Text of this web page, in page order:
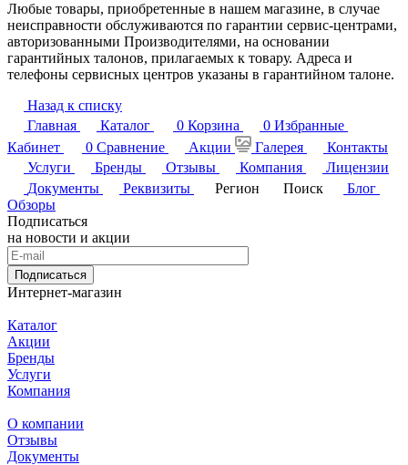
Любые товары, приобретенные в нашем магазине, в случае
неисправности обслуживаются по гарантии сервис-центрами,
авторизованными Производителями, на основании
гарантийных талонов, прилагаемых к товару. Адреса и
телефоны сервисных центров указаны в гарантийном талоне.
Назад к списку
Главная
Каталог 0 Корзина 0 Избранные
Кабинет
0 Сравнение Акции Галерея
Контакты
Услуги
Бренды Отзывы Компания
Лицензии
Документы
Реквизиты Регион Поиск
Блог
Обзоры
Подписаться
на новости и акции
Подписаться
Интернет-магазин
Каталог
Акции
Бренды
Услуги
Компания
О компании
Отзывы
Документы